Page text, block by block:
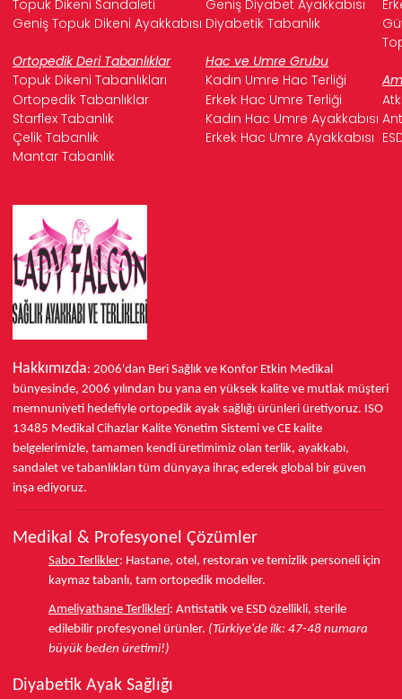
Topuk Dikeni Sandaleti
Geniş Diyabet Ayakkabısı
Geniş Topuk Dikeni Ayakkabısı Diyabetik Tabanlık
Ortopedik Deri Tabanlıklar
Hac ve Umre Grubu
Topuk Dikeni Tabanlıkları
Kadın Umre Hac Terliği
Ortopedik Tabanlıklar
Erkek Hac Umre Terliği
Starflex Tabanlık
Kadın Hac Umre Ayakkabısı
Çelik Tabanlık
Erkek Hac Umre Ayakkabısı
Mantar Tabanlık
Hakkımızda: 2006'dan Beri Sağlık ve Konfor Etkin Medikal
bünyesinde, 2006 yılından bu yana en yüksek kalite ve mutlak müşteri
memnuniyeti hedefiyle ortopedik ayak sağlığı ürünleri üretiyoruz. ISO
13485 Medikal Cihazlar Kalite Yönetim Sistemi ve CE kalite
belgelerimizle, tamamen kendi üretimimiz olan terlik, ayakkabı,
sandalet ve tabanlıkları tüm dünyaya ihraç ederek global bir güven
inşa ediyoruz.
Medikal & Profesyonel Çözümler
Sabo Terlikler: Hastane, otel, restoran ve temizlik personeli için
kaymaz tabanlı, tam ortopedik modeller.
Ameliyathane Terlikleri: Antistatik ve ESD özellikli, sterile
edilebilir profesyonel ürünler. (Türkiye'de ilk: 47-48 numara
büyük beden üretimi!)
Diyabetik Ayak Sağlığı